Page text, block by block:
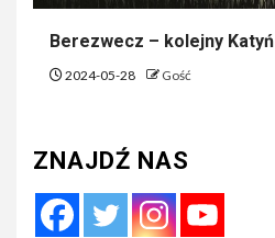
Berezwecz – kolejny Katyń
2024-05-28 Gość
ZNAJDŹ NAS